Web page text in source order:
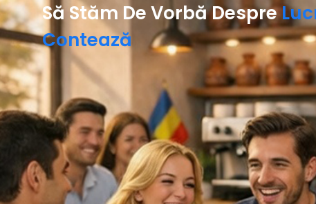
Să Stăm De Vorbă Despre
Contează